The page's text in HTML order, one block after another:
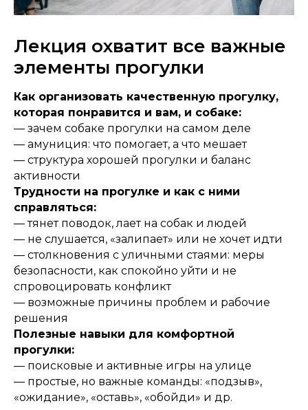
Лекция охватит все важные
элементы прогулки
Как организовать качественную прогулку,
которая понравится и вам, и собаке:
— зачем собаке прогулки на самом деле
— амуниция: что помогает, а что мешает
— структура хорошей прогулки и баланс
активности
Трудности на прогулке и как с ними
справляться:
— тянет поводок, лает на собак и людей
— не слушается, «залипает» или не хочет идти
— столкновения с уличными стаями: меры
безопасности, как спокойно уйти и не
спровоцировать конфликт
— возможные причины проблем и рабочие
решения
Полезные навыки для комфортной
прогулки:
— поисковые и активные игры на улице
— простые, но важные команды: «подзыв»,
«ожидание», «оставь», «обойди» и др.